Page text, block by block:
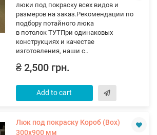
люки под покраску всех видов и
размеров на заказ.Рекомендации по
подбору потайного люка
в потолок ТУТПри одинаковых
конструкциях и качестве
изготовления, наши с..
₴ 2,500 грн.
Add to cart
Люк под покраску Короб (Вох)
300х900 мм